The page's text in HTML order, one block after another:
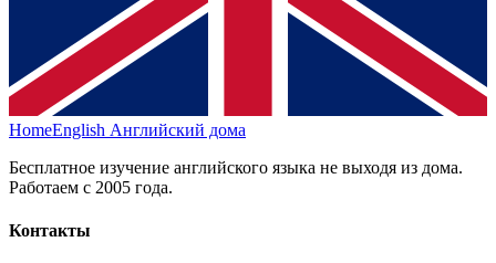
HomeEnglish Английский дома
Бесплатное изучение английского языка не выходя из дома.
Работаем с 2005 года.
Контакты